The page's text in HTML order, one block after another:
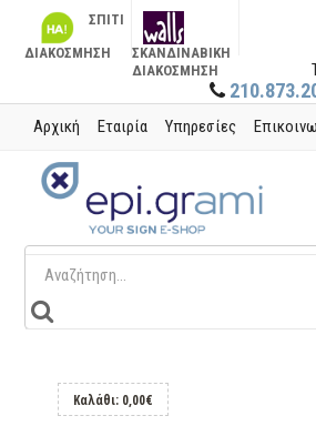
ΣΠΙΤΙ
ΔΙΑΚΟΣΜΗΣΗ
ΣΚΑΝΔΙΝΑΒΙΚΗ
ΔΙΑΚΟΣΜΗΣΗ
Αρχική Εταιρία Υπηρεσίες
Καλάθι: 0,00€